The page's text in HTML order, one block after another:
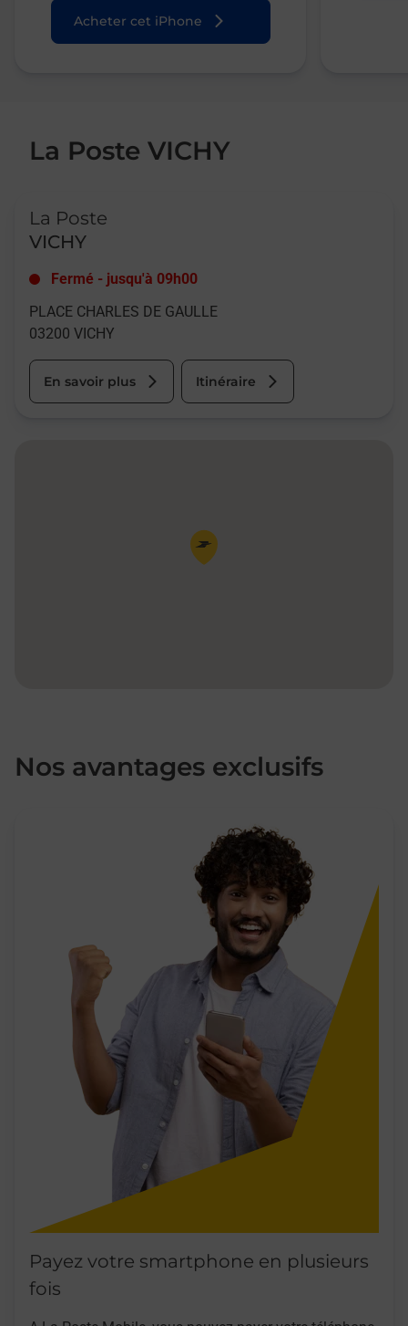
Acheter cet iPhone
La Poste VICHY
La Poste
VICHY
Fermé - jusqu'à 09h00
PLACE CHARLES DE GAULLE
03200 VICHY
En savoir plus Itinéraire
Pin de la carte
Nos avantages exclusifs
Payez votre smartphone en plusieurs
fois